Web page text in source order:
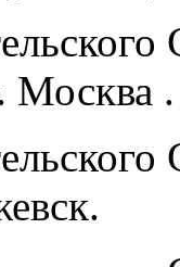
Москва .